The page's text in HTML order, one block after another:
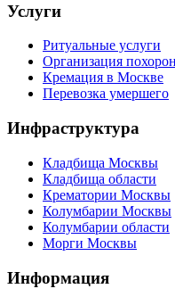
Услуги
Ритуальные услуги
Организация похорон
Кремация в Москве
Перевозка умершего
Инфраструктура
Кладбища Москвы
Кладбища области
Крематории Москвы
Колумбарии Москвы
Колумбарии области
Морги Москвы
Информация